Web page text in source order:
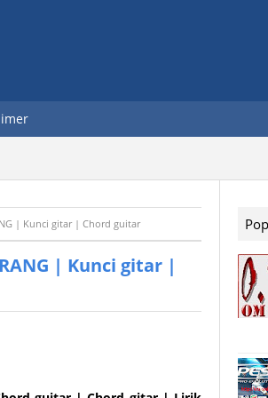
| Kunci gitar | Chord guitar
| Kunci gitar |